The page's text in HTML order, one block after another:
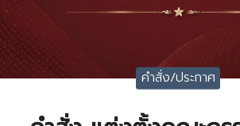
คำสั่ง/ประกาศ